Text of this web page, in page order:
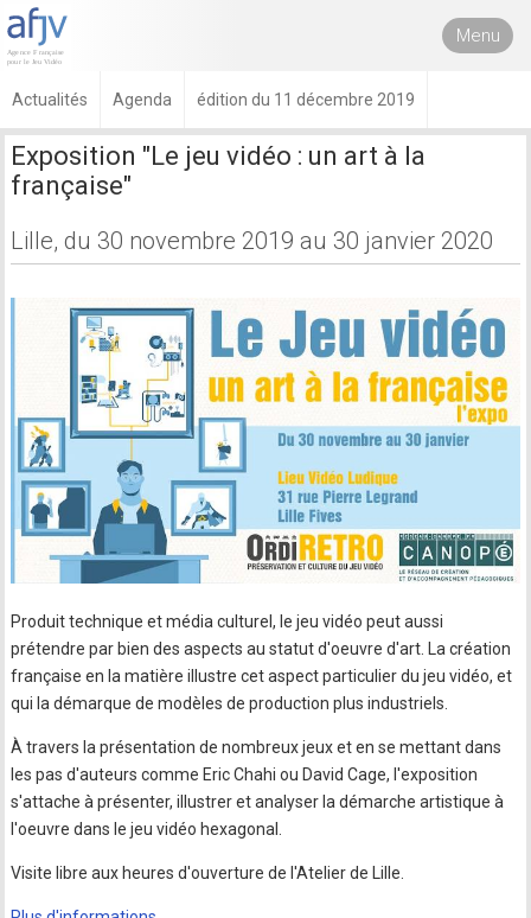
Menu
Actualités Agenda édition du 11 décembre 2019
Exposition "Le jeu vidéo : un art à la
française"
Lille, du 30 novembre 2019 au 30 janvier 2020
Produit technique et média culturel, le jeu vidéo peut aussi
prétendre par bien des aspects au statut d'oeuvre d'art. La création
française en la matière illustre cet aspect particulier du jeu vidéo, et
qui la démarque de modèles de production plus industriels.
À travers la présentation de nombreux jeux et en se mettant dans
les pas d'auteurs comme Eric Chahi ou David Cage, l'exposition
s'attache à présenter, illustrer et analyser la démarche artistique à
l'oeuvre dans le jeu vidéo hexagonal.
Visite libre aux heures d'ouverture de l'Atelier de Lille.